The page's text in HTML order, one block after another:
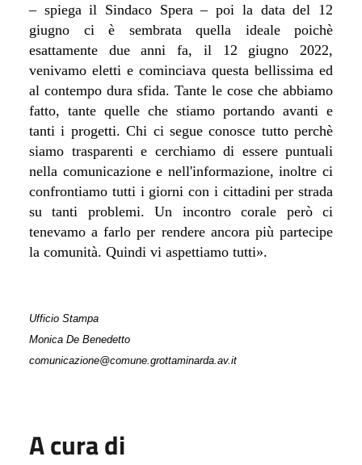
– spiega il Sindaco Spera – poi la data del 12
giugno ci è sembrata quella ideale poichè
esattamente due anni fa, il 12 giugno 2022,
venivamo eletti e cominciava questa bellissima ed
al contempo dura sfida. Tante le cose che abbiamo
fatto, tante quelle che stiamo portando avanti e
tanti i progetti. Chi ci segue conosce tutto perchè
siamo trasparenti e cerchiamo di essere puntuali
nella comunicazione e nell'informazione, inoltre ci
confrontiamo tutti i giorni con i cittadini per strada
su tanti problemi. Un incontro corale però ci
tenevamo a farlo per rendere ancora più partecipe
la comunità. Quindi vi aspettiamo tutti».
Ufficio Stampa
Monica De Benedetto
comunicazione@comune.grottaminarda.av.it
A cura di